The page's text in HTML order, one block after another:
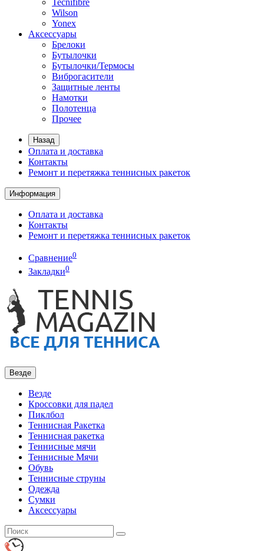
Tecnifibre
Wilson
Yonex
Аксессуары
Брелоки
Бутылочки
Бутылочки/Термосы
Виброгасители
Защитные ленты
Намотки
Полотенца
Прочее
Назад
Оплата и доставка
Контакты
Ремонт и перетяжка теннисных ракеток
Информация
Оплата и доставка
Контакты
Ремонт и перетяжка теннисных ракеток
Сравнение0
Закладки0
Везде
Везде
Кроссовки для падел
Пиклбол
Теннисная Ракетка
Теннисная ракетка
Теннисные мячи
Теннисные Мячи
Обувь
Теннисные струны
Одежда
Сумки
Аксессуары